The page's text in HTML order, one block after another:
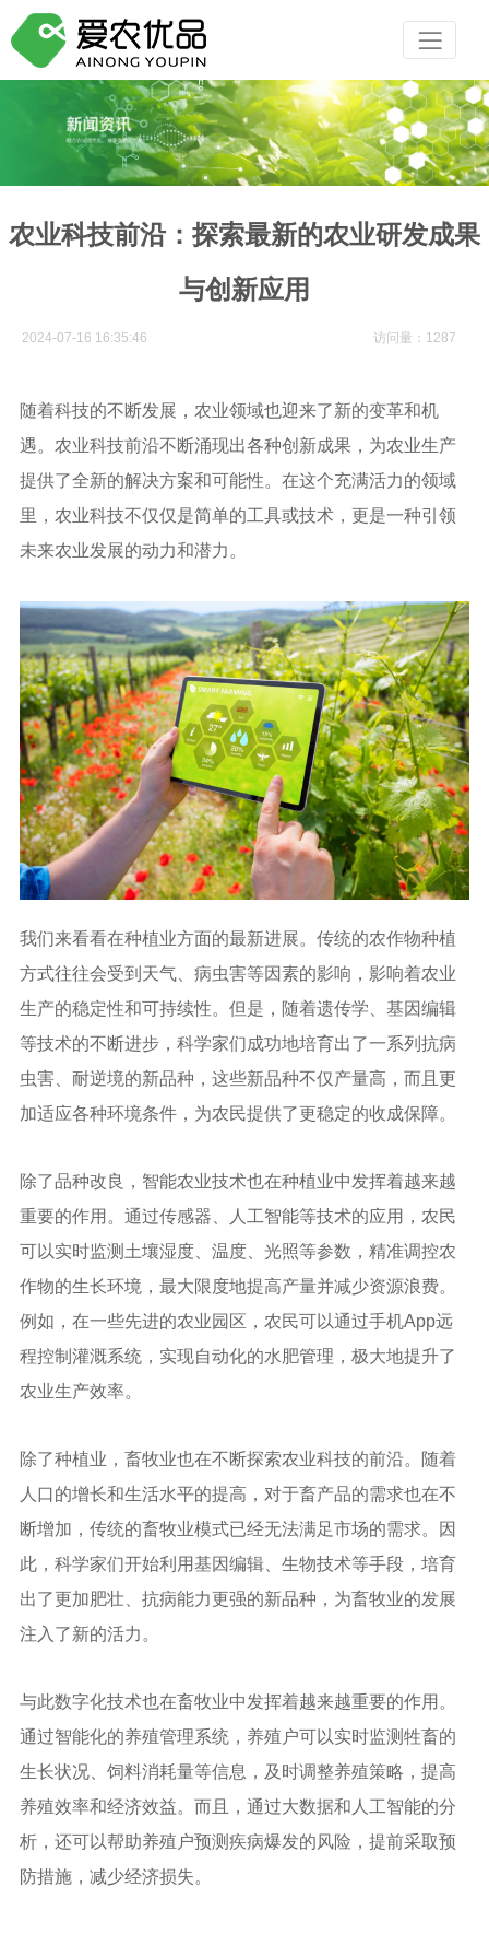
农业科技前沿：探索最新的农业研发成果
与创新应用
2024-07-16 16:35:46 访问量：1287
随着科技的不断发展，农业领域也迎来了新的变革和机
遇。农业科技前沿不断涌现出各种创新成果，为农业生产
提供了全新的解决方案和可能性。在这个充满活力的领域
里，农业科技不仅仅是简单的工具或技术，更是一种引领
未来农业发展的动力和潜力。
我们来看看在种植业方面的最新进展。传统的农作物种植
方式往往会受到天气、病虫害等因素的影响，影响着农业
生产的稳定性和可持续性。但是，随着遗传学、基因编辑
等技术的不断进步，科学家们成功地培育出了一系列抗病
虫害、耐逆境的新品种，这些新品种不仅产量高，而且更
加适应各种环境条件，为农民提供了更稳定的收成保障。
除了品种改良，智能农业技术也在种植业中发挥着越来越
重要的作用。通过传感器、人工智能等技术的应用，农民
可以实时监测土壤湿度、温度、光照等参数，精准调控农
作物的生长环境，最大限度地提高产量并减少资源浪费。
例如，在一些先进的农业园区，农民可以通过手机App远
程控制灌溉系统，实现自动化的水肥管理，极大地提升了
农业生产效率。
除了种植业，畜牧业也在不断探索农业科技的前沿。随着
人口的增长和生活水平的提高，对于畜产品的需求也在不
断增加，传统的畜牧业模式已经无法满足市场的需求。因
此，科学家们开始利用基因编辑、生物技术等手段，培育
出了更加肥壮、抗病能力更强的新品种，为畜牧业的发展
注入了新的活力。
与此数字化技术也在畜牧业中发挥着越来越重要的作用。
通过智能化的养殖管理系统，养殖户可以实时监测牲畜的
生长状况、饲料消耗量等信息，及时调整养殖策略，提高
养殖效率和经济效益。而且，通过大数据和人工智能的分
析，还可以帮助养殖户预测疾病爆发的风险，提前采取预
防措施，减少经济损失。